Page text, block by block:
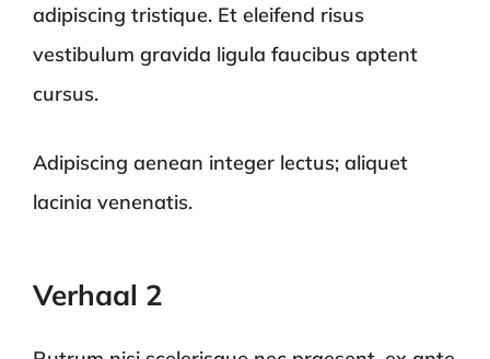
adipiscing tristique. Et eleifend risus
vestibulum gravida ligula faucibus aptent
cursus.
Adipiscing aenean integer lectus; aliquet
lacinia venenatis.
Verhaal 2